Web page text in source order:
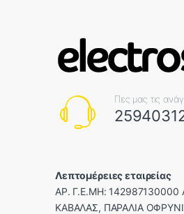
Πες μας τις
Λεπτομέρειες εταιρείας
ΑΡ. Γ.Ε.ΜΗ: 142987130000
ΚΑΒΑΛΑΣ, ΠΑΡΑΛΙΑ